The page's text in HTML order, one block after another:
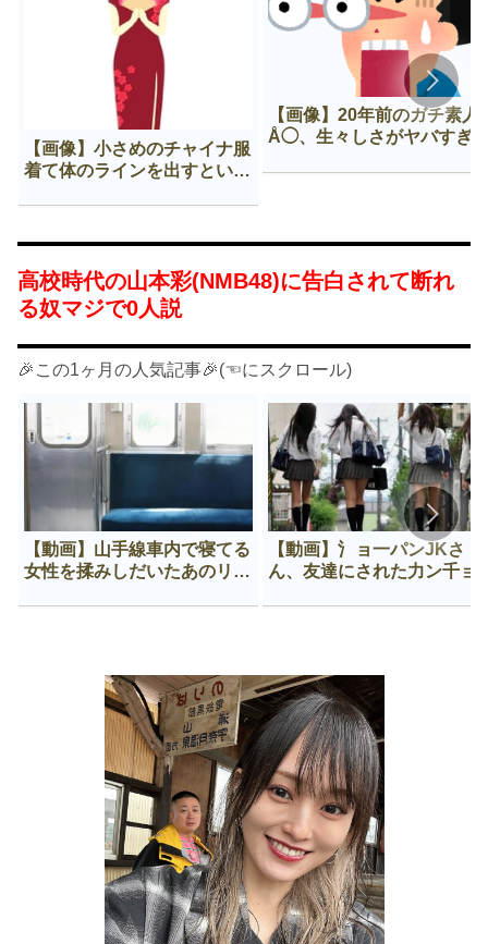
【画像】小さめのチャイナ服
着て体のラインを出すという
【画像】20年前のガチ素人
Å◯、生々しさがヤバすぎ
高校時代の山本彩(NMB48)に告白されて断れ
る奴マジで0人説
🎉この1ヶ月の人気記事🎉(☜にスクロール)
【動画】山手線車内で寝てる
女性を揉みしだいたあのリー
【動画】氵ョ一パンJKさ
ん、友達にされた力ン千ョ